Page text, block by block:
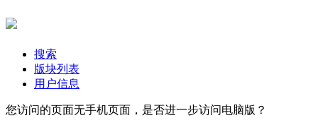
搜索
版块列表
用户信息
您访问的页面无手机页面，是否进一步访问电脑版？